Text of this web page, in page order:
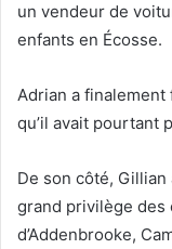
un vendeur de
enfants en Écosse.
Adrian a
qu’il avait pourtant
De son côté,
grand privilège des
d’Addenbrooke,